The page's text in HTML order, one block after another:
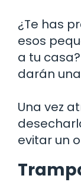
¿Te has
esos
a tu
darán
Una vez
evitar un